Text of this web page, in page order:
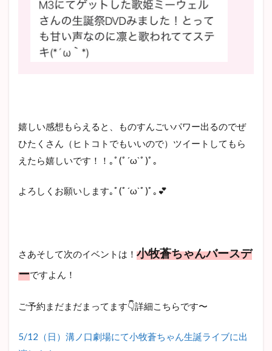
嬉しい感想もらえると、ものすんごいパワー出るのでぜ
ひたくさん（ヒトコトでもいいので）ツイートしてもら
えたら嬉しいです！！｡ﾟ(ﾟ´ω`ﾟ)ﾟ｡
よろしくお願いします｡ﾟ(ﾟ´ω`ﾟ)ﾟ｡💕
さあそして次のイベントは！ 小牧蒼ちゃんバースデ
ーですよん！
ご予約まだまだまってます👇詳細こちらです〜
5/12 （日）溝ノ口劇場にて小牧蒼ちゃん生誕ライブに出